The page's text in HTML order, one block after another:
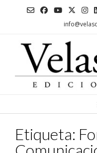
Etiqueta: